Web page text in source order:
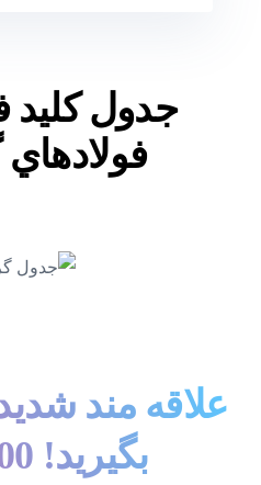
جدول کليد
فولادهاي
علاقه مند
بگيريد! 66390700